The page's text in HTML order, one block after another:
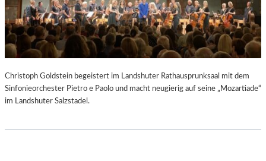
Christoph Goldstein begeistert im Landshuter Rathausprunksaal mit dem
Sinfonieorchester Pietro e Paolo und macht neugierig auf seine „Mozartiade“
im Landshuter Salzstadel.